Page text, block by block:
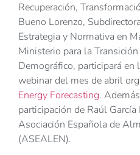
Recuperación,
Bueno Lorenzo,
Estrategia y Normativa en
Ministerio para la
Demográfico, participará
webinar del mes de abril
Energy Forecasting.
participación de Raúl
Asociación Española de
(ASEALEN).